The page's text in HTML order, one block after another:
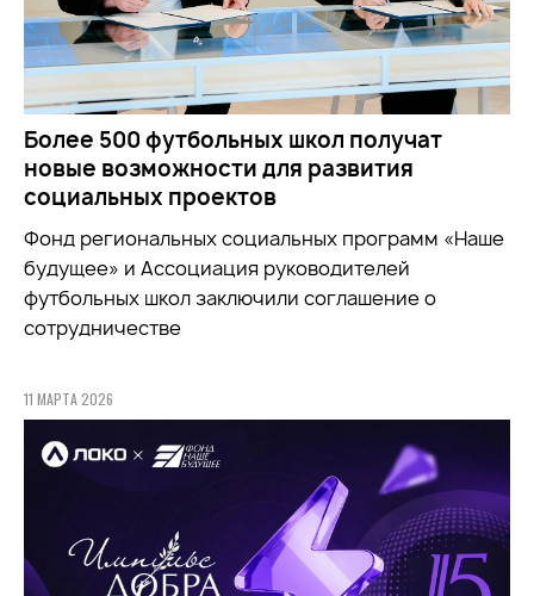
Более 500 футбольных школ получат
новые возможности для развития
социальных проектов
Фонд региональных социальных программ «Наше
будущее» и Ассоциация руководителей
футбольных школ заключили соглашение о
сотрудничестве
11 МАРТА 2026